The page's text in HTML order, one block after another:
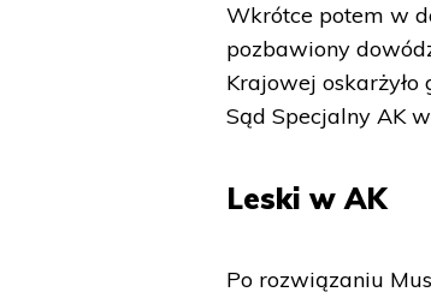
Wkrótce potem w
pozbawiony
Krajowej
Sąd Specjalny AK
Leski w AK
Po rozwiązaniu